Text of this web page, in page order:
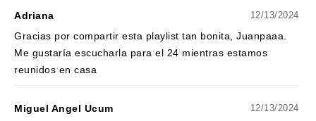
Adriana 12/13/2024
Gracias por compartir esta playlist tan bonita, Juanpaaa.
Me gustaría escucharla para el 24 mientras estamos
reunidos en casa
Miguel Angel Ucum 12/13/2024